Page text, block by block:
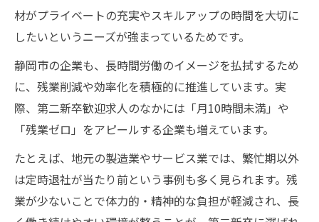
働きやすさ重視で探す静岡市の第二新卒向け求
人
の条件
静岡市の第二新卒求人で避けたいポイント
フバランス
静岡市で第二新卒が選びやすい福利厚生と
は
材がプライベートの充実やスキルアップの時間を大切に
したいというニーズが強まっているためです。
静岡市の企業も、長時間労働のイメージを払拭するため
に、残業削減や効率化を積極的に推進しています。実
際、第二新卒歓迎求人のなかには「月10時間未満」や
「残業ゼロ」をアピールする企業も増えています。
たとえば、地元の製造業やサービス業では、繁忙期以外
は定時退社が当たり前という事例も多く見られます。残
業が少ないことで体力的・精神的な負担が軽減され、長